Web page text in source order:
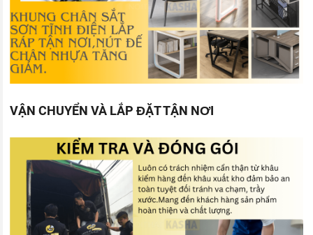
VẬN CHUYỂN VÀ LẮP ĐẶT TẬN NƠI